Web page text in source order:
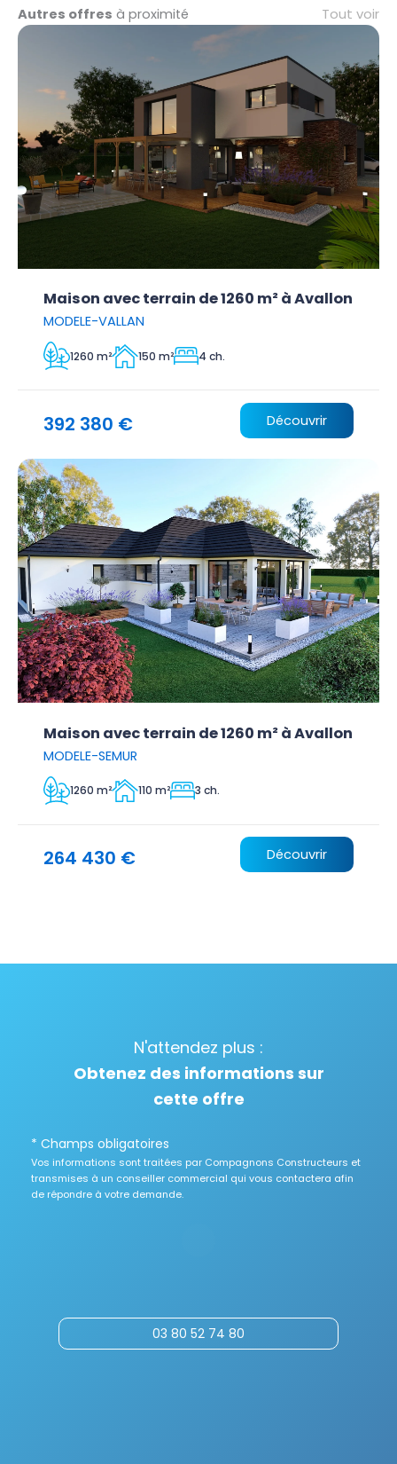
Autres offres à proximité Tout voir
Maison avec terrain de 1260 m² à Avallon
MODELE-VALLAN
1260 m² 150 m² 4 ch.
392 380 € Découvrir
Maison avec terrain de 1260 m² à Avallon
MODELE-SEMUR
1260 m² 110 m² 3 ch.
264 430 € Découvrir
N'attendez plus :
Obtenez des informations sur
cette offre
* Champs obligatoires
Vos informations sont traitées par Compagnons Constructeurs et
transmises à un conseiller commercial qui vous contactera afin
de répondre à votre demande.
03 80 52 74 80